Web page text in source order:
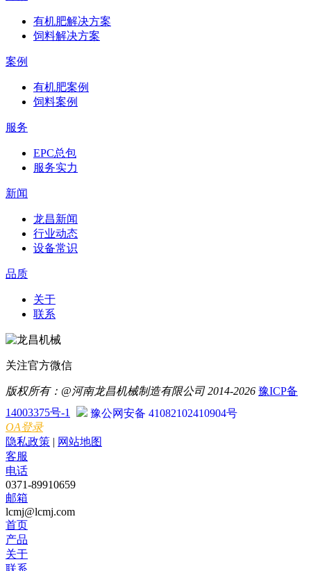
有机肥解决方案
饲料解决方案
案例
有机肥案例
饲料案例
服务
EPC总包
服务实力
新闻
龙昌新闻
行业动态
设备常识
品质
关于
联系
关注官方微信
版权所有：@河南龙昌机械制造有限公司 2014-2026 豫ICP备
14003375号-1
豫公网安备 41082102410904号
OA登录
隐私政策 | 网站地图
客服
电话
0371-89910659
邮箱
lcmj@lcmj.com
首页
产品
关于
联系